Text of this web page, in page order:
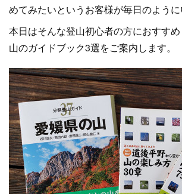
めてみたいというお客様が毎日のように
本日はそんな登山初心者の方におすす
山のガイドブック3選をご案内します。